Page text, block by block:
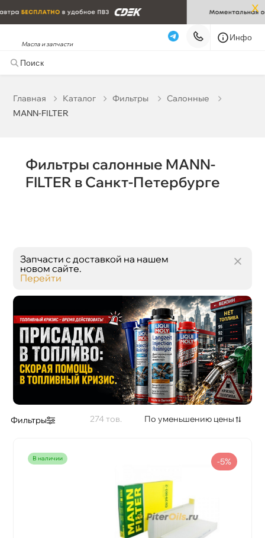
x
Масла и запчасти
Инфо
Главная Катало Фильтры
Салонные
MANN-FILTER
Наличие в магазинах
Фильтры салонные MANN-
FILTER в Санкт-Петербурге
Запчасти с доставкой на нашем
новом сайте.
Перейти
Фильтры 274 По уменьшению цены
наличии -5%
Самовывоз